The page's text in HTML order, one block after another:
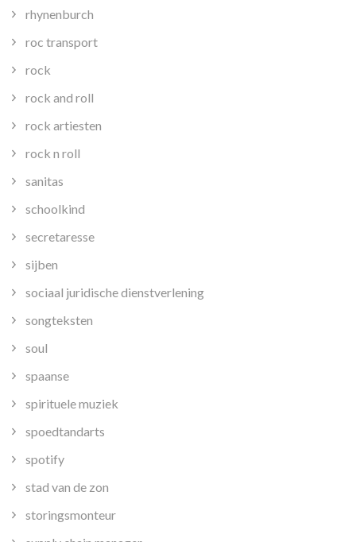
rhynenburch
roc transport
rock
rock and roll
rock artiesten
rock n roll
sanitas
schoolkind
secretaresse
sijben
sociaal juridische dienstverlening
songteksten
soul
spaanse
spirituele muziek
spoedtandarts
spotify
stad van de zon
storingsmonteur